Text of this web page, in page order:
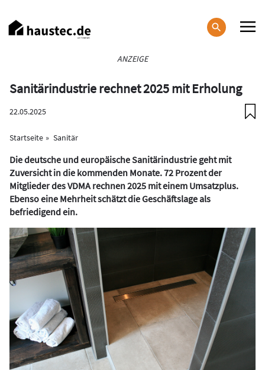
zum
Inhalt
ANZEIGE
Sanitärindustrie rechnet 2025 mit Erholung
22.05.2025
Startseite Sanitär
Die deutsche und europäische Sanitärindustrie geht mit
Zuversicht in die kommenden Monate. 72 Prozent der
Mitglieder des VDMA rechnen 2025 mit einem Umsatzplus.
Ebenso eine Mehrheit schätzt die Geschäftslage als
befriedigend ein.